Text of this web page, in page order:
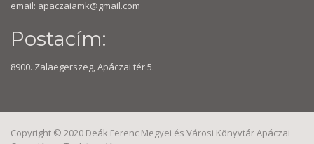
email: apaczaiamk@gmail.com
Postacím:
8900. Zalaegerszeg, Apáczai tér 5.
Copyright © 2020 Deák Ferenc Megyei és Városi Könyvtár Apáczai